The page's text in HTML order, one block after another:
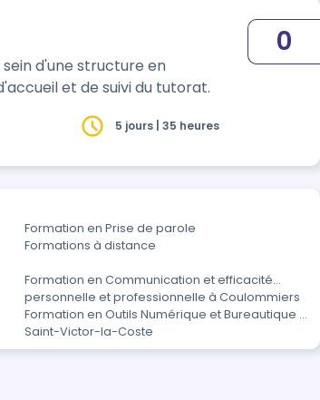
d'une structure en
et de suivi du tutorat.
0
5 jours | 35 heures
Formation en Prise de parole
Formations à distance
Formation en Communication et efficacité
personnelle et professionnelle à Coulommiers
Formation en Outils Numérique et Bureautique à
Saint-Victor-la-Coste